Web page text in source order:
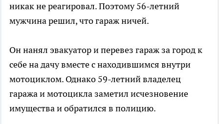
никак не реагировал. Поэтому 56-летний
мужчина решил, что гараж ничей.
Он нанял эвакуатор и перевез гараж за город к
себе на дачу вместе с находившимся внутри
мотоциклом. Однако 59-летний владелец
гаража и мотоцикла заметил исчезновение
имущества и обратился в полицию.